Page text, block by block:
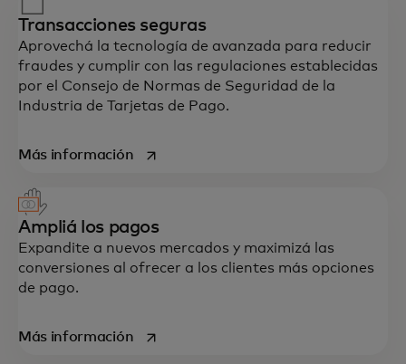
Transacciones seguras
Aprovechá la tecnología de avanzada para reducir
fraudes y cumplir con las regulaciones establecidas
por el Consejo de Normas de Seguridad de la
Industria de Tarjetas de Pago.
Más informaciónse abre en una pestaña nueva
Ampliá los pagos
Expandite a nuevos mercados y maximizá las
conversiones al ofrecer a los clientes más opciones
de pago.
Más informaciónse abre en una pestaña nueva